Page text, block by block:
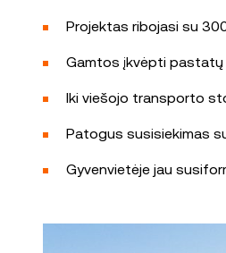
Projektas ribojasi su
Gamtos įkvėpti pastatų
Iki viešojo transporto
Patogus susisiekimas
Gyvenvietėje jau